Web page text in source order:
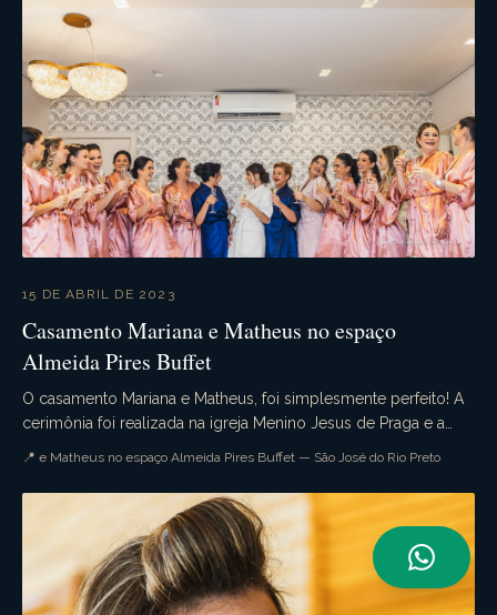
15 DE ABRIL DE 2023
Casamento Mariana e Matheus no espaço
Almeida Pires Buffet
O casamento Mariana e Matheus, foi simplesmente perfeito! A
cerimônia foi realizada na igreja Menino Jesus de Praga e a
recepção no belíssimo espaço Almeida ...
📍 e Matheus no espaço Almeida Pires Buffet — São José do Rio Preto